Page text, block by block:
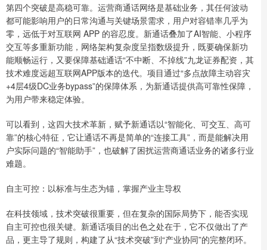
第四个突破是高稳可靠。运营商通话网络是基础业务，其任何波动
都可能影响用户的日常沟通与关键场景需求，用户对容错率几乎为
零，远低于对互联网 APP 的容忍度。新通话叠加了AI智能、小程序
交互等多重新功能，网络架构复杂度呈指数级提升，既要确保新功
能顺畅运行，又要保障基础通话“不中断、不掉线”九龙证券配资，其
技术难度远超互联网APP版本的迭代。项目通过“多点故障主动容灾
+4层4级DC业务bypass”的保障体系，为新通话提供高可靠性保障，
为用户带来稳定体验。
可以看到，这四大技术革新，赋予新通话以“智能化、可交互、高可
靠”的核心特征，它让通话不再是简单的“连接工具”，而是能解决用
户实际问题的“智能助手”，也破解了困扰运营商通话业务的诸多行业
难题。
自主可控：以标准与生态为锚，掌握产业主导权
在科技领域，技术突破很重要，但在复杂的国际局势下，能否实现
自主可控也很关键。新通话项目的出色之处在于，它不仅做出了产
品，更主导了规则，构建了从“技术突破”到“产业协同”的完整闭环。